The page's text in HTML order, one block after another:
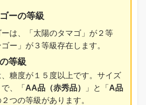
ーの等級
は、「太陽のタマゴ」が２等
ー」が３等級存在します。
等級
糖度が１５度以上です。サイズ
、「 AA品（赤秀品） 」と「 A品
２つの等級があります。